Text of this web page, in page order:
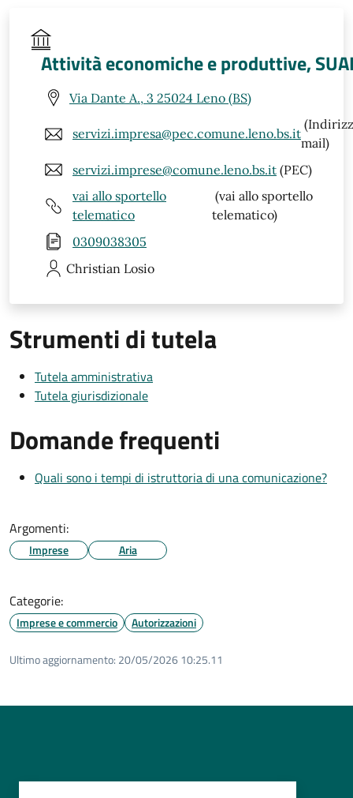
Attività economiche e produttive,
Via Dante A., 3 25024 Leno (BS)
servizi.impresa@pec.comune.leno.bs.it
mail)
servizi.imprese@comune.leno.bs.it (PEC)
vai allo sportello
telematico
(vai allo sportello
telematico)
0309038305
Christian Losio
Strumenti di tutela
Tutela amministrativa
Tutela giurisdizionale
Domande frequenti
Quali sono i tempi di istruttoria di una comunicazione?
Argomenti:
Imprese Aria
Categorie:
Imprese e commercio Autorizzazioni
Ultimo aggiornamento: 20/05/2026 10:25.11